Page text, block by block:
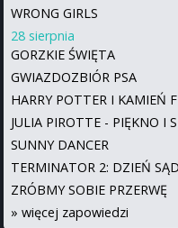
WRONG GIRLS
28 sierpnia
GORZKIE ŚWIĘTA
GWIAZDOZBIÓR PSA
HARRY POTTER I KAMIEŃ
JULIA PIROTTE - PIĘKNO I
SUNNY DANCER
TERMINATOR 2: DZIEŃ
ZRÓBMY SOBIE PRZERWĘ
» więcej zapowiedzi